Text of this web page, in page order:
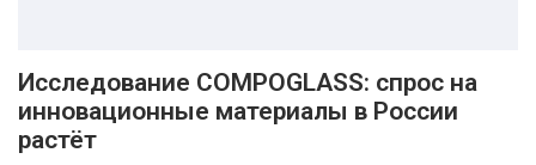
Исследование COMPOGLASS: спрос на
инновационные материалы в России
растёт